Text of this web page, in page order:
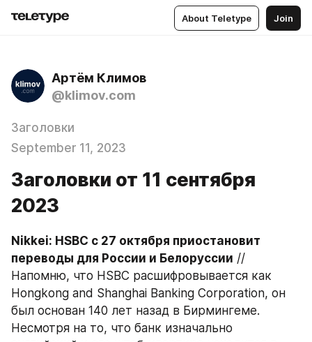
About Teletype Join
Артём Климов
@klimov.com
Заголовки
September 11, 2023
Заголовки от 11 сентября
2023
Nikkei: HSBC с 27 октября приостановит
переводы для России и Белоруссии //
Напомню, что HSBC расшифровывается как
Hongkong and Shanghai Banking Corporation, он
был основан 140 лет назад в Бирмингеме.
Несмотря на то, что банк изначально